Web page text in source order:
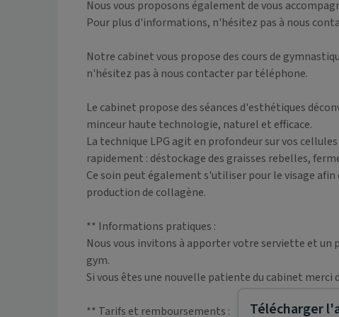
Nous vous proposons également de vous
Pour plus d'informations, n'hésitez pas à nous
Notre cabinet vous propose des cours de
n'hésitez pas à nous contacter par téléphone.
Le cabinet propose des séances d'esthétiques
minceur haute technologie, naturel et efficace.
La technique LPG agit en profondeur sur vos
rapidement : déstockage des graisses rebelles,
Ce soin peut également s'utiliser pour le visage
production de collagène.
** Informations pratiques :
Nous vous invitons à apporter votre serviette et un
gym.
Si vous êtes une nouvelle patiente du cabinet merci
** Tarifs et remboursements :
Télécharger